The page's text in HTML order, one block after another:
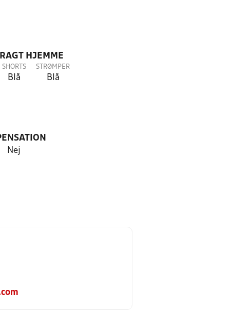
HJEMME
SHORTS
Blå
STRØMPER
Blå
Nej